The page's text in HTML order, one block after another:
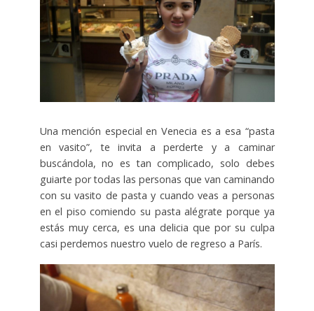
Una mención especial en Venecia es a esa “pasta
en vasito”, te invita a perderte y a caminar
buscándola, no es tan complicado, solo debes
guiarte por todas las personas que van caminando
con su vasito de pasta y cuando veas a personas
en el piso comiendo su pasta alégrate porque ya
estás muy cerca, es una delicia que por su culpa
casi perdemos nuestro vuelo de regreso a París.